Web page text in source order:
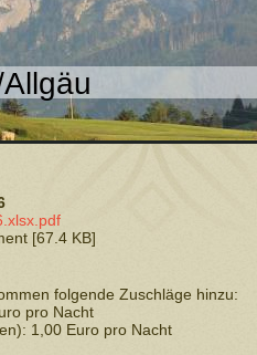
[67.4 KB]
folgende Zuschläge hinzu:
pro Nacht
1,00 Euro pro Nacht